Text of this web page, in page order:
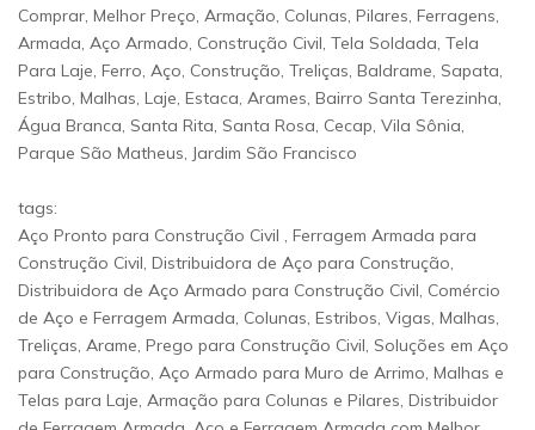
Comprar, Melhor Preço, Armação, Colunas, Pilares, Ferragens,
Armada, Aço Armado, Construção Civil, Tela Soldada, Tela
Para Laje, Ferro, Aço, Construção, Treliças, Baldrame, Sapata,
Estribo, Malhas, Laje, Estaca, Arames, Bairro Santa Terezinha,
Água Branca, Santa Rita, Santa Rosa, Cecap, Vila Sônia,
Parque São Matheus, Jardim São Francisco
tags:
Aço Pronto para Construção Civil , Ferragem Armada para
Construção Civil, Distribuidora de Aço para Construção,
Distribuidora de Aço Armado para Construção Civil, Comércio
de Aço e Ferragem Armada, Colunas, Estribos, Vigas, Malhas,
Treliças, Arame, Prego para Construção Civil, Soluções em Aço
para Construção, Aço Armado para Muro de Arrimo, Malhas e
Telas para Laje, Armação para Colunas e Pilares, Distribuidor